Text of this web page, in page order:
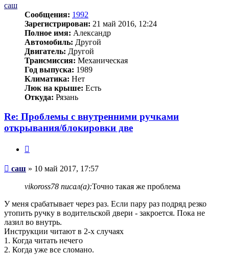
саш
Сообщения: 1992
Зарегистрирован: 21 май 2016, 12:24
Полное имя: Александр
Автомобиль: Другой
Двигатель: Другой
Трансмиссия: Механическая
Год выпуска: 1989
Климатика: Нет
Люк на крыше: Есть
Откуда: Рязань
Re: Проблемы с внутренними ручками
открывания/блокировки две
Сообщение
саш » 10 май 2017, 17:57
vikoross78 писал(а):Точно такая же проблема
У меня срабатывает через раз. Если пару раз подряд резко
утопить ручку в водительской двери - закроется. Пока не
лазил во внутрь.
Инструкции читают в 2-х случаях
1. Когда читать нечего
2. Когда уже все сломано.